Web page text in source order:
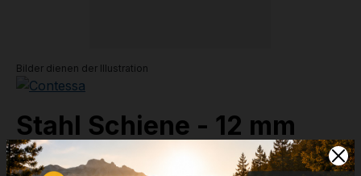
Bilder dienen der Illustration
Stahl Schiene - 12 mm
für Bergara BA 13